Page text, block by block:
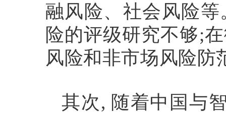
融风险、社会风险
险的评级研究不够;
风险和非市场风险防
其次, 随着中国与